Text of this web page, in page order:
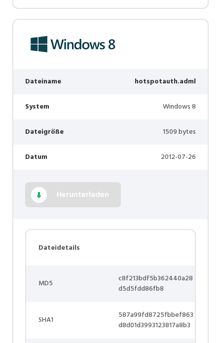
Dateiname hotspotauth.adml
System Windows 8
Dateigröße 1509 bytes
Datum 2012-07-26
Herunterladen
Dateidetails
MD5
c8f213bdf5b362440a28
d5d5fdd86fb8
SHA1
587a99fd8725fbbef863
d8d01d3993123817a8b3